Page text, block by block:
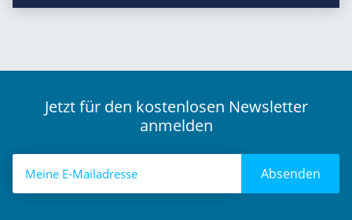
Jetzt für den kostenlosen Newsletter
anmelden
Absenden